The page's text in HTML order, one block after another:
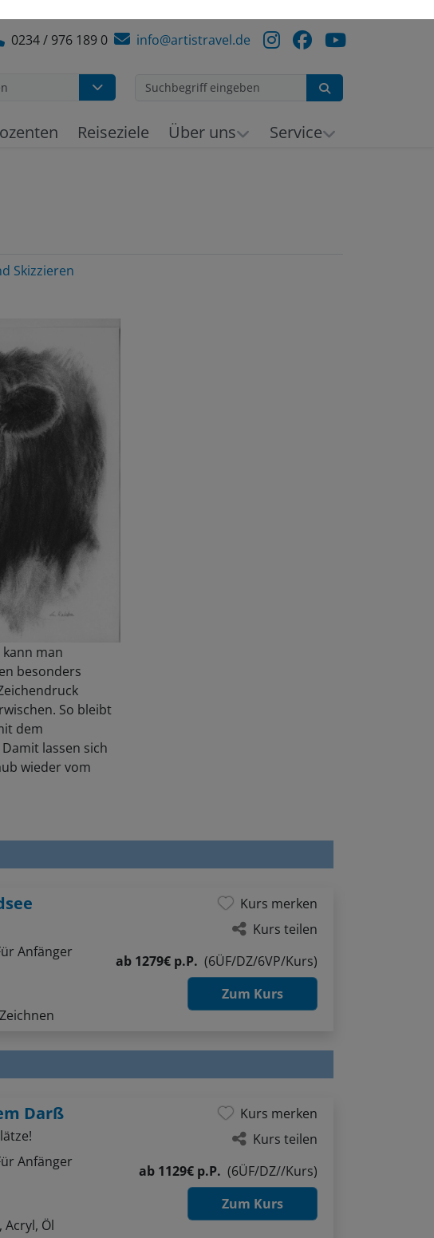
0234 / 976 189 0 info@artistravel.de
Skizzieren
man
besonders
So bleibt
dem
lassen sich
wieder vom
Anfänger
Kurs merken
Kurs teilen
ab 1279€ p.P.
(6ÜF/DZ/6VP/Kurs)
Zum Kurs
Darß
Anfänger
Acryl, Öl
Kurs merken
Kurs teilen
ab 1129€ p.P.
(6ÜF/DZ//Kurs)
Zum Kurs